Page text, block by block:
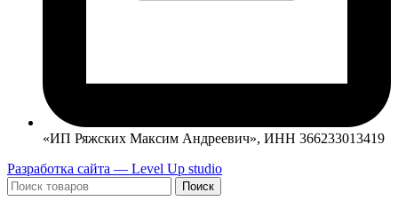
«ИП Ряжских Максим Андреевич», ИНН 366233013419
Разработка сайта — Level Up studio
Поиск